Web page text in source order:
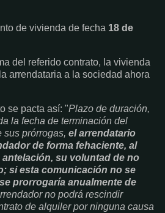
de vivienda de fecha 18 de
del referido contrato, la vivienda
arrendataria a la sociedad ahora
se pacta así: "Plazo de duración,
la fecha de terminación del
sus prórrogas, el arrendatario
de forma fehaciente, al
su voluntad de no
si esta comunicación no se
prorrogaría anualmente de
no podrá rescindir
de alquiler por ninguna causa